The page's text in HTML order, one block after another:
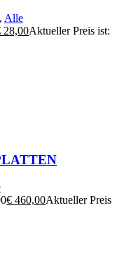
, Alle
28,00Aktueller Preis ist:
€ 460,00Aktueller Preis